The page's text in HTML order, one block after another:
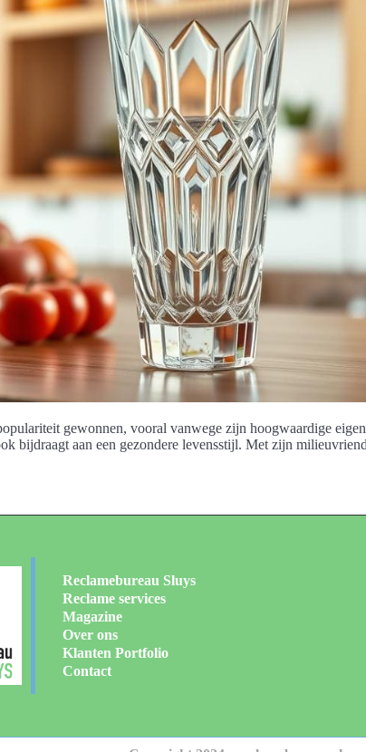
gewonnen, vooral vanwege zijn hoogwaardige
bijdraagt aan een gezondere levensstijl. Met zijn
Reclamebureau Sluys
Reclame services
Magazine
Over ons
Klanten Portfolio
Contact